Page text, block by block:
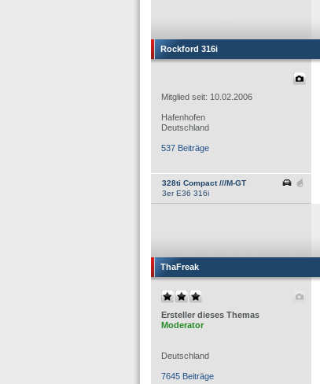
Rockford 316i
Mitglied seit: 10.02.2006
Hafenhofen
Deutschland
537 Beiträge
328ti Compact ///M-GT
3er E36 316i
ThaFreak
Ersteller dieses Themas
Moderator
Deutschland
7645 Beiträge